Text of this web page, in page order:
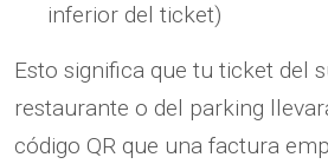
inferior del ticket)
Esto significa que tu ticket del
restaurante o del parking
código QR que una factura